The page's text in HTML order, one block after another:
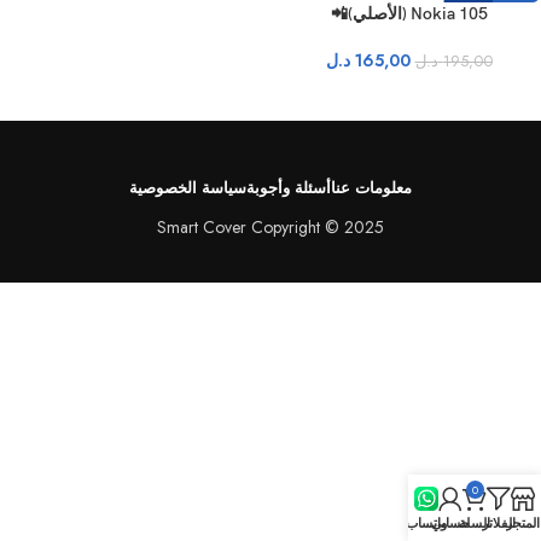
Nokia 105 (الأصلي)📲
195,00 د.ل 165,00 د.ل
معلومات عناأسئلة وأجوبةسياسة الخصوصية
Smart Cover Copyright © 2025
المتجرالفلاتر
0
السلةحسابيواتساب